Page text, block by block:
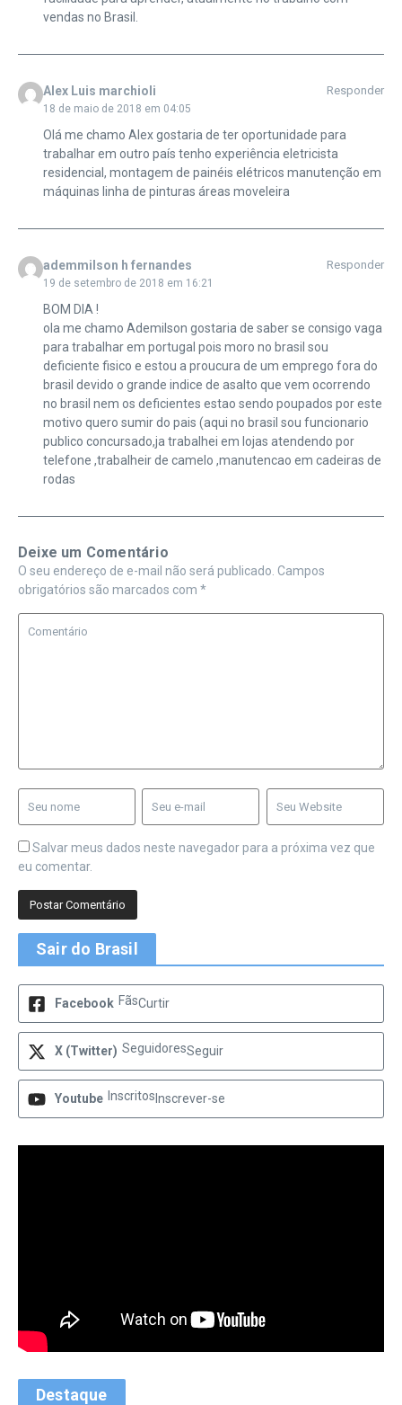
vendas no Brasil.
Alex Luis marchioli
18 de maio de 2018 em 04:05
Responder
Olá me chamo Alex gostaria de ter oportunidade para
trabalhar em outro país tenho experiência eletricista
residencial, montagem de painéis elétricos manutenção em
máquinas linha de pinturas áreas moveleira
ademmilson h fernandes
19 de setembro de 2018 em 16:21
Responder
BOM DIA !
ola me chamo Ademilson gostaria de saber se consigo vaga
para trabalhar em portugal pois moro no brasil sou
deficiente fisico e estou a proucura de um emprego fora do
brasil devido o grande indice de asalto que vem ocorrendo
no brasil nem os deficientes estao sendo poupados por este
motivo quero sumir do pais (aqui no brasil sou funcionario
publico concursado,ja trabalhei em lojas atendendo por
telefone ,trabalheir de camelo ,manutencao em cadeiras de
rodas
Deixe um Comentário
O seu endereço de e-mail não será publicado. Campos
obrigatórios são marcados com *
Salvar meus dados neste navegador para a próxima vez que
eu comentar.
Sair do Brasil
Facebook FãsCurtir
X (Twitter) SeguidoresSeguir
Youtube Inscritos Inscrever-se
Destaque